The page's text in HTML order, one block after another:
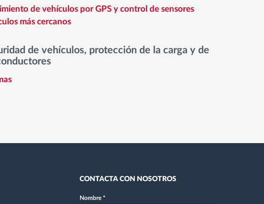
de vehículos por GPS y control de sensores
más cercanos
de vehículos, protección de la carga y de
CONTACTA CON NOSOTROS
Nombre *